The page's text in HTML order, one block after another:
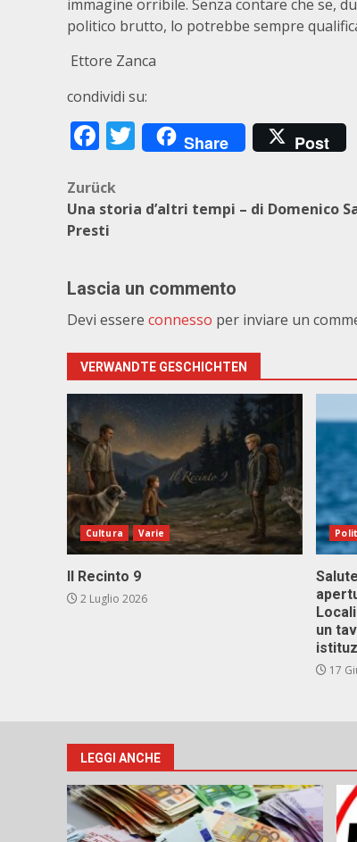
immagine orribile. Senza contare che se,
politico brutto, lo potrebbe sempre
Ettore Zanca
condividi su:
Facebook
Twitter
Share Post
Beitragsnavigation
Zurück
Una storia d’altri tempi – di Domenico
Presti
Lascia un commento
Devi essere connesso per inviare un
VERWANDTE GESCHICHTEN
Cultura Varie
Il Recinto 9
2 Luglio 2026
un
17
LEGGI ANCHE